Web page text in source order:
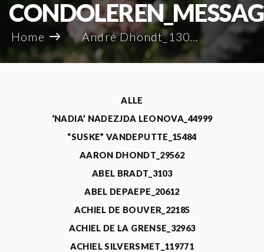
Home André Dhondt_130329
ALLE
‘NADIA’ NADEZJDA LEONOVA_44999
“SUSKE” VANDEPUTTE_15484
AARON DHONDT_29562
ABEL BRADT_3103
ABEL DEPAEPE_20612
ACHIEL DE BOUVER_22185
ACHIEL DE LA GRENSE_32963
ACHIEL SILVERSMET_119771